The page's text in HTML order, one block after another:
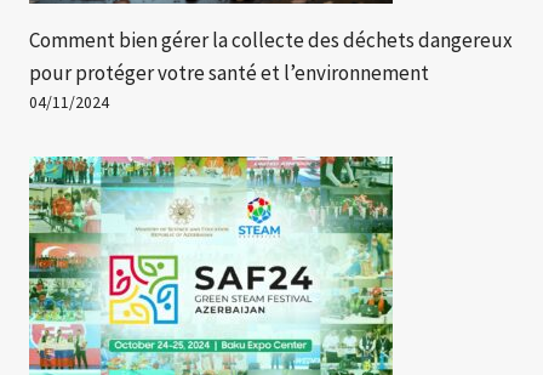
Comment bien gérer la collecte des déchets dangereux
pour protéger votre santé et l’environnement
04/11/2024